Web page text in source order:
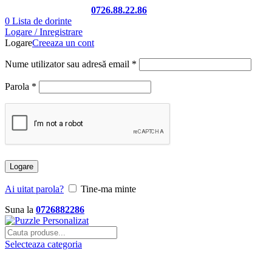
0726.88.22.86
0 Lista de dorinte
Logare / Inregistrare
LogareCreeaza un cont
Nume utilizator sau adresă email *
Parola *
Logare
Ai uitat parola?
Tine-ma minte
Suna la 0726882286
Selecteaza categoria